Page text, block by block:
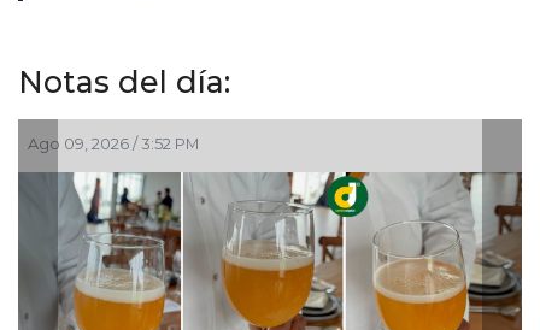
Notas del día:
Ago 09, 2026 / 3:52 PM